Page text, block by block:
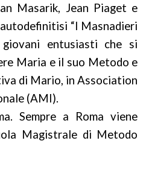
Masarik, Jean Piaget e
“I Masnadieri
giovani entusiasti che si
Maria e il suo Metodo e
di Mario, in Association
(AMI).
Sempre a Roma viene
Magistrale di Metodo